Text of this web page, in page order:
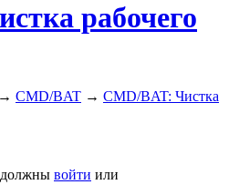
рабочего
→ CMD/BAT → CMD/BAT: Чистка
должны войти или